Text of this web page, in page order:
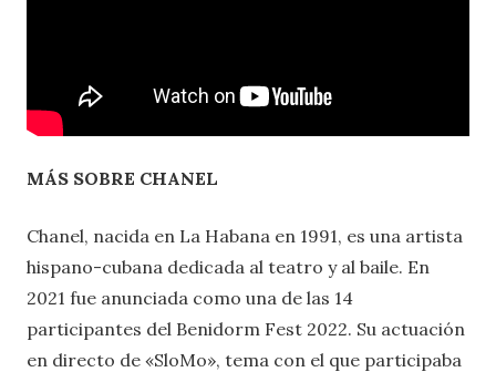
MÁS SOBRE CHANEL
Chanel, nacida en La Habana en 1991, es una artista
hispano-cubana dedicada al teatro y al baile. En
2021 fue anunciada como una de las 14
participantes del Benidorm Fest 2022. Su actuación
en directo de «SloMo», tema con el que participaba